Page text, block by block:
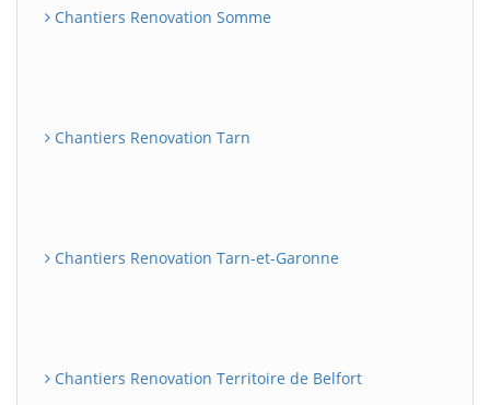
Chantiers Renovation Somme
Chantiers Renovation Tarn
Chantiers Renovation Tarn-et-Garonne
Chantiers Renovation Territoire de Belfort